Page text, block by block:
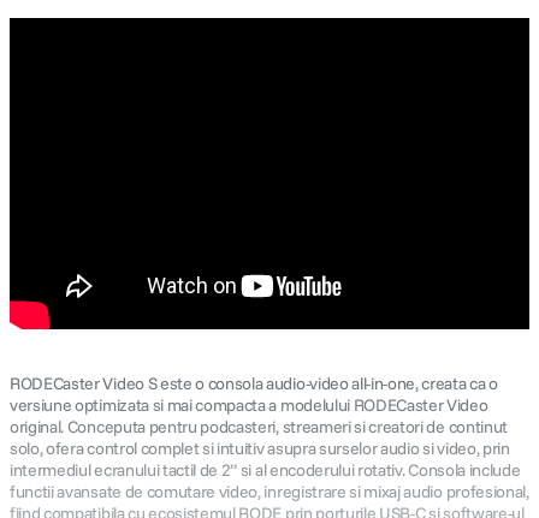
RODECaster Video S este o consola audio-video all-in-one, creata ca o
versiune optimizata si mai compacta a modelului RODECaster Video
original. Conceputa pentru podcasteri, streameri si creatori de continut
solo, ofera control complet si intuitiv asupra surselor audio si video, prin
intermediul ecranului tactil de 2” si al encoderului rotativ. Consola include
functii avansate de comutare video, inregistrare si mixaj audio profesional,
fiind compatibila cu ecosistemul RODE prin porturile USB-C si software-ul